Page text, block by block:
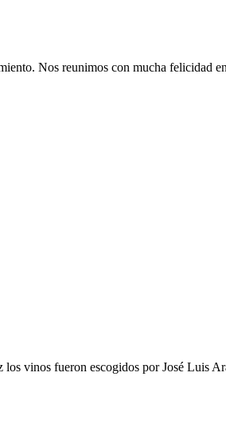
Nos reunimos con mucha felicidad
vinos fueron escogidos por José Luis